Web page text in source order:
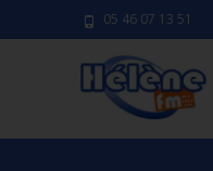
05 46 07 13 51